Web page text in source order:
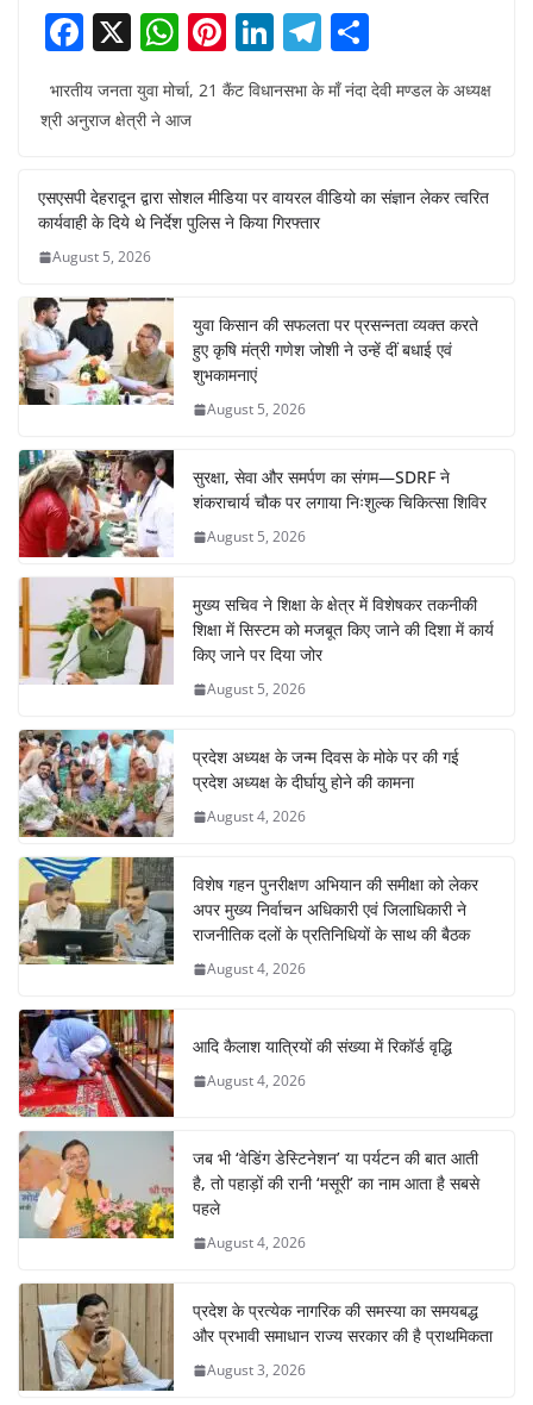
F
c
e
b
o
o
k
X W
h
at
A
p
Pi
nt
er
st
Li
k
dI
n
T
el
e
a
h
ar
भारतीय जनता युवा मोर्चा, 21 कैंट विधानसभा के माँ नंदा देवी मण्डल के अध्यक्ष
श्री अनुराज क्षेत्री ने आज
एसएसपी देहरादून द्वारा सोशल मीडिया पर वायरल वीडियो का संज्ञान लेकर त्वरित
कार्यवाही के दिये थे निर्देश पुलिस ने किया गिरफ्तार
August 5, 2026
युवा किसान की सफलता पर प्रसन्नता व्यक्त करते
हुए कृषि मंत्री गणेश जोशी ने उन्हें दीं बधाई एवं
शुभकामनाएं
August 5, 2026
सुरक्षा, सेवा और समर्पण का संगम—SDRF ने
शंकराचार्य चौक पर लगाया निःशुल्क चिकित्सा शिविर
August 5, 2026
मुख्य सचिव ने शिक्षा के क्षेत्र में विशेषकर तकनीकी
शिक्षा में सिस्टम को मजबूत किए जाने की दिशा में कार्य
किए जाने पर दिया जोर
August 5, 2026
प्रदेश अध्यक्ष के जन्म दिवस के मोके पर की गई
प्रदेश अध्यक्ष के दीर्घायु होने की कामना
August 4, 2026
विशेष गहन पुनरीक्षण अभियान की समीक्षा को लेकर
अपर मुख्य निर्वाचन अधिकारी एवं जिलाधिकारी ने
राजनीतिक दलों के प्रतिनिधियों के साथ की बैठक
August 4, 2026
आदि कैलाश यात्रियों की संख्या में रिकॉर्ड वृद्धि
August 4, 2026
जब भी ‘वेडिंग डेस्टिनेशन’ या पर्यटन की बात आती
है, तो पहाड़ों की रानी ‘मसूरी’ का नाम आता है सबसे
पहले
August 4, 2026
प्रदेश के प्रत्येक नागरिक की समस्या का समयबद्ध
और प्रभावी समाधान राज्य सरकार की है प्राथमिकता
August 3, 2026